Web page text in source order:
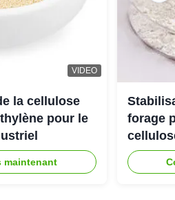
★★★★★
★★★★★
perfectly, and
impurities. Highly
VIDEO
la cellulose
pour le
maintenant
forage